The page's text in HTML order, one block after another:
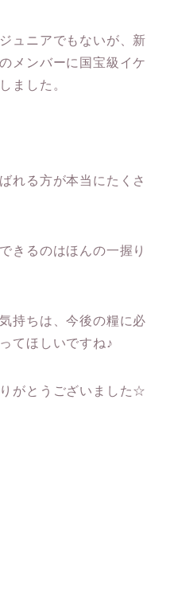
ュニアでもないが、新
メンバーに国宝級イケ
ました。
れる方が本当にたくさ
きるのはほんの一握り
持ちは、今後の糧に必
てほしいですね♪
がとうございました☆